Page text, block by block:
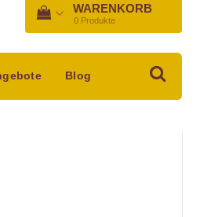
WARENKORB
0 Produkte
Blog